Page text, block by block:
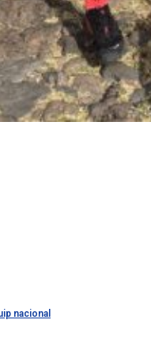
nacional